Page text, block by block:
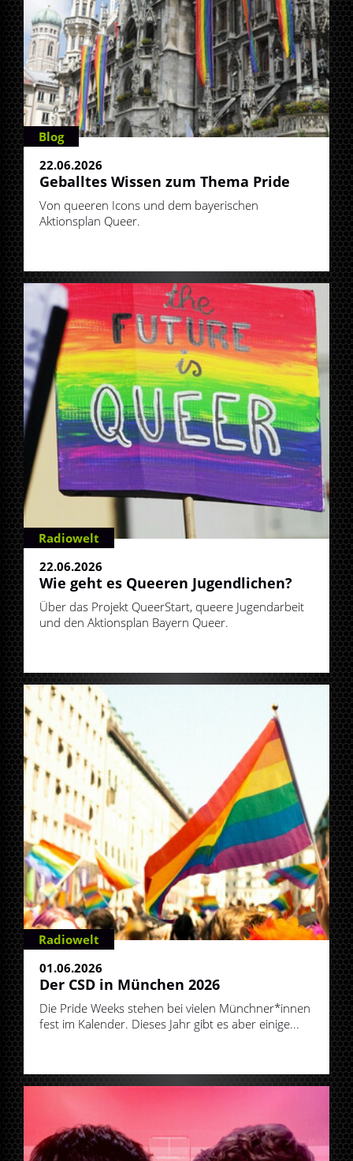
Blog
22.06.2026
Geballtes Wissen zum Thema Pride
Von queeren Icons und dem bayerischen
Aktionsplan Queer.
Radiowelt
22.06.2026
Wie geht es Queeren Jugendlichen?
Über das Projekt QueerStart, queere Jugendarbeit
und den Aktionsplan Bayern Queer.
Radiowelt
01.06.2026
Der CSD in München 2026
Die Pride Weeks stehen bei vielen Münchner*innen
fest im Kalender. Dieses Jahr gibt es aber einige...